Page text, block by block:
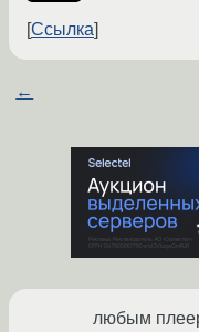
Ссылка
←
любым